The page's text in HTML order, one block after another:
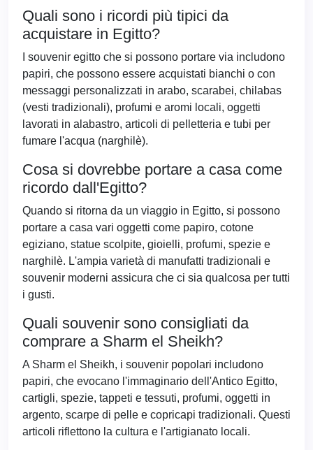
Quali sono i ricordi più tipici da
acquistare in Egitto?
I souvenir egitto che si possono portare via includono
papiri, che possono essere acquistati bianchi o con
messaggi personalizzati in arabo, scarabei, chilabas
(vesti tradizionali), profumi e aromi locali, oggetti
lavorati in alabastro, articoli di pelletteria e tubi per
fumare l'acqua (narghilè).
Cosa si dovrebbe portare a casa come
ricordo dall'Egitto?
Quando si ritorna da un viaggio in Egitto, si possono
portare a casa vari oggetti come papiro, cotone
egiziano, statue scolpite, gioielli, profumi, spezie e
narghilè. L'ampia varietà di manufatti tradizionali e
souvenir moderni assicura che ci sia qualcosa per tutti
i gusti.
Quali souvenir sono consigliati da
comprare a Sharm el Sheikh?
A Sharm el Sheikh, i souvenir popolari includono
papiri, che evocano l'immaginario dell'Antico Egitto,
cartigli, spezie, tappeti e tessuti, profumi, oggetti in
argento, scarpe di pelle e copricapi tradizionali. Questi
articoli riflettono la cultura e l'artigianato locali.